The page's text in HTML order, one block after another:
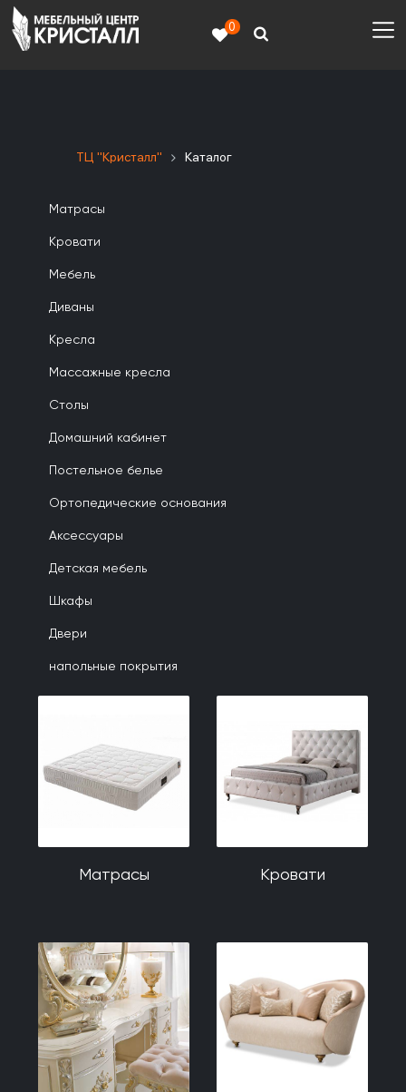
0
ТЦ "Кристалл" Каталог
Матрасы
Кровати
Мебель
Диваны
Кресла
Массажные кресла
Столы
Домашний кабинет
Постельное белье
Ортопедические основания
Аксессуары
Детская мебель
Шкафы
Двери
напольные покрытия
Матрасы Кровати